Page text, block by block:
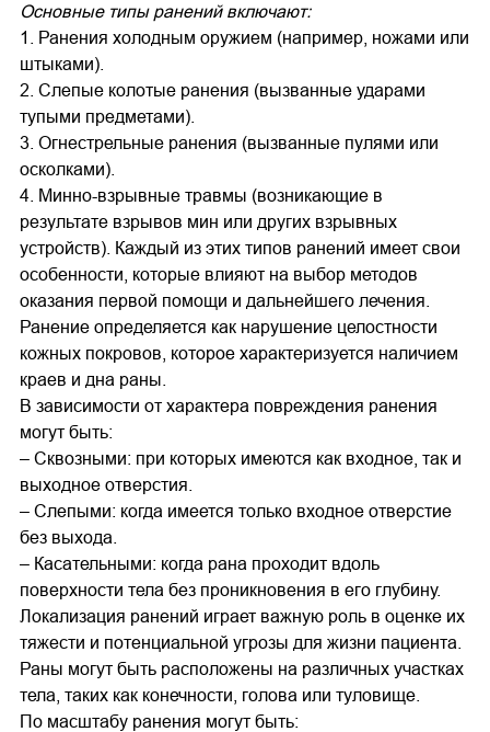
Основные типы ранений включают:
1. Ранения холодным оружием (например, ножами или
штыками).
2. Слепые колотые ранения (вызванные ударами
тупыми предметами).
3. Огнестрельные ранения (вызванные пулями или
осколками).
4. Минно-взрывные травмы (возникающие в
результате взрывов мин или других взрывных
устройств). Каждый из этих типов ранений имеет свои
особенности, которые влияют на выбор методов
оказания первой помощи и дальнейшего лечения.
Ранение определяется как нарушение целостности
кожных покровов, которое характеризуется наличием
краев и дна раны.
В зависимости от характера повреждения ранения
могут быть:
– Сквозными: при которых имеются как входное, так и
выходное отверстия.
– Слепыми: когда имеется только входное отверстие
без выхода.
– Касательными: когда рана проходит вдоль
поверхности тела без проникновения в его глубину.
Локализация ранений играет важную роль в оценке их
тяжести и потенциальной угрозы для жизни пациента.
Раны могут быть расположены на различных участках
тела, таких как конечности, голова или туловище.
По масштабу ранения могут быть: